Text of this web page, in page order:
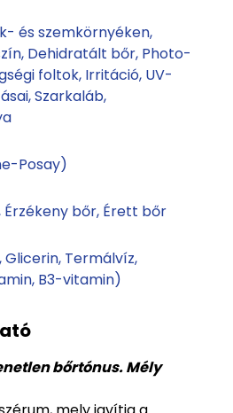
és szemkörnyéken
Dehidratált bőr Photo-
foltok Irritáció UV-
Szarkaláb
Posay)
Érzékeny bőr Érett bőr
Glicerin Termálvíz
B3-vitamin)
bőrtónus. Mély